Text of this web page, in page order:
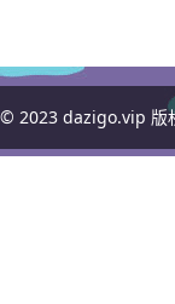
© 2023 dazigo.vip 版